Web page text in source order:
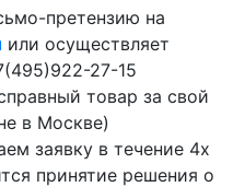
претензию на
или осуществляет
27-15
товар за свой
в Москве)
заявку в течение 4х
принятие решения о